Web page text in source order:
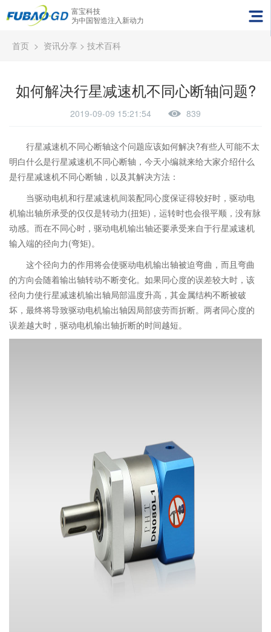
富宝科技
为中国智造注入新动力
首页 > 资讯分享 > 技术百科
如何解决行星减速机不同心断轴问题?
2019-09-09 15:21:54 839
行星减速机不同心断轴这个问题应该如何解决?有些人可能不太
明白什么是行星减速机不同心断轴，今天小编就来给大家介绍什么
是行星减速机不同心断轴，以及其解决方法：
当驱动电机和行星减速机间装配同心度保证得较好时，驱动电
机输出轴所承受的仅仅是转动力(扭矩)，运转时也会很平顺，没有脉
动感。而在不同心时，驱动电机输出轴还要承受来自于行星减速机
输入端的径向力(弯矩)。
这个径向力的作用将会使驱动电机输出轴被迫弯曲，而且弯曲
的方向会随着输出轴转动不断变化。如果同心度的误差较大时，该
径向力使行星减速机输出轴局部温度升高，其金属结构不断被破
坏，最终将导致驱动电机输出轴因局部疲劳而折断。两者同心度的
误差越大时，驱动电机输出轴折断的时间越短。